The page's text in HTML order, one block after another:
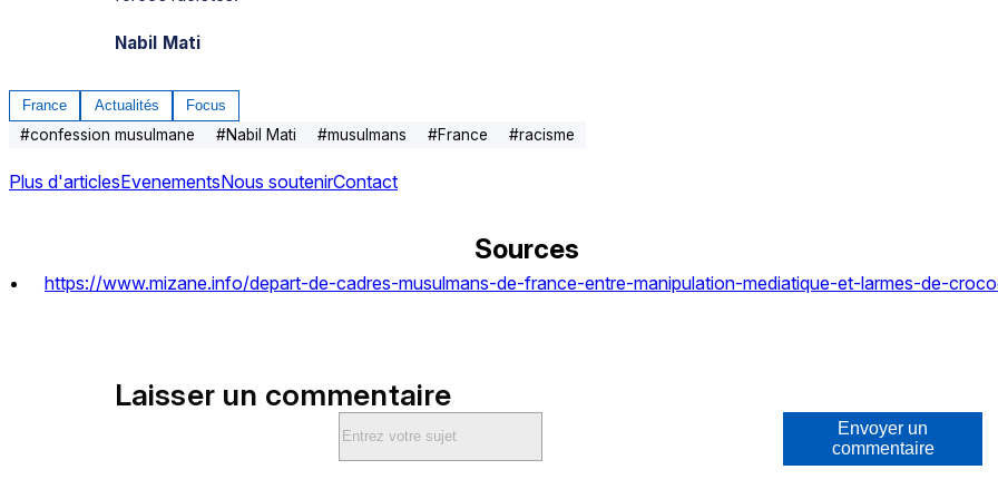
Nabil Mati
France Actualités Focus
#confession musulmane #Nabil Mati #musulmans #France #racisme
Plus d'articlesEvenementsNous soutenirContact
Sources
https://www.mizane.info/depart-de-cadres-musulmans-de-france-entre-manipulation-mediatique-et-larmes-de-
Laisser un commentaire
Envoyer un
commentaire